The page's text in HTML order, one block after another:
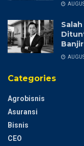
Categories
Agrobisnis
Asuransi
Bisnis
CEO